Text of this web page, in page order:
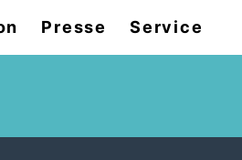
Presse Service